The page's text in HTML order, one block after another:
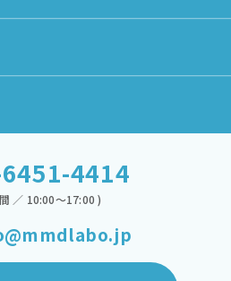
4414
／ 10:00～17:00 )